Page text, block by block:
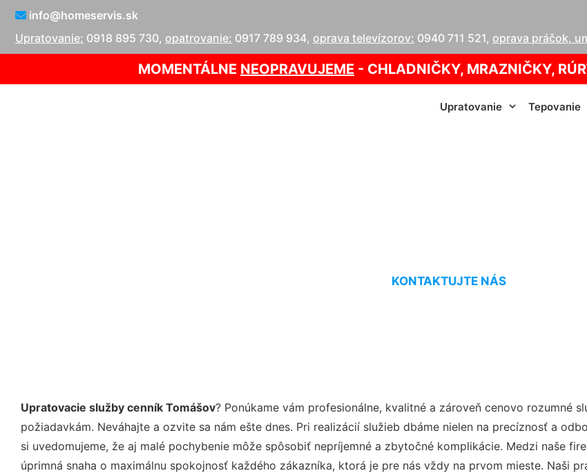
info@homeservis.sk
Upratovanie: 0918 895 730, opatrovanie: 0917 789 934, oprava televízorov: 0940 711 521, oprava práčok,
MOMENTÁLNE NEOPRAVUJEME - CHLADNIČKY, MRAZNIČKY,
Upratovanie Tepovanie
KONTAKTUJTE NÁS
Upratovacie služby cenník Tomášov? Ponúkame vám profesionálne, kvalitné a zároveň cenovo rozumné
požiadavkám. Neváhajte a ozvite sa nám ešte dnes. Pri realizácií služieb dbáme nielen na precíznosť a
si uvedomujeme, že aj malé pochybenie môže spôsobiť nepríjemné a zbytočné komplikácie. Medzi naše
úprimná snaha o maximálnu spokojnosť každého zákazníka, ktorá je pre nás vždy na prvom mieste. Naši